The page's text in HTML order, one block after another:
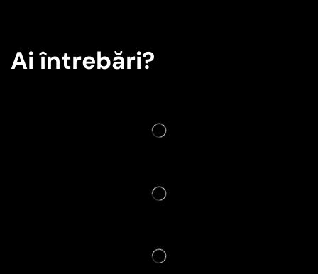
Ai întrebări?